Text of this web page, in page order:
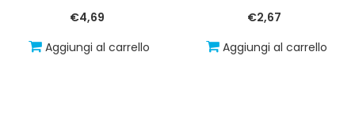
€4,69
Aggiungi al carrello
€2,67
Aggiungi al carrello